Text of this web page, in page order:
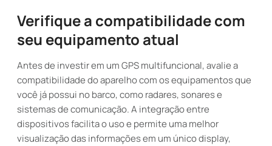
Verifique a compatibilidade com
seu equipamento atual
Antes de investir em um GPS multifuncional, avalie a
compatibilidade do aparelho com os equipamentos que
você já possui no barco, como radares, sonares e
sistemas de comunicação. A integração entre
dispositivos facilita o uso e permite uma melhor
visualização das informações em um único display,